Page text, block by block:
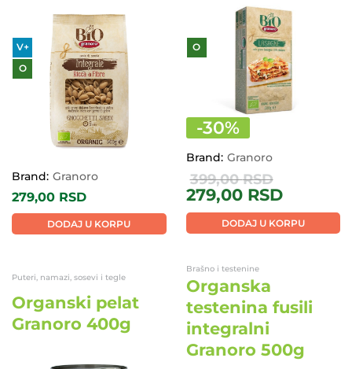
V+
O
Brand: Granoro
279,00 RSD
DODAJ U KORPU
O
-30%
Brand: Granoro
279,00 RSD
399,00RSD
DODAJ U KORPU
Puteri, namazi, sosevi i tegle
Organski pelat
Granoro 400g
Brašno i testenine
Organska
testenina fusili
integralni
Granoro 500g